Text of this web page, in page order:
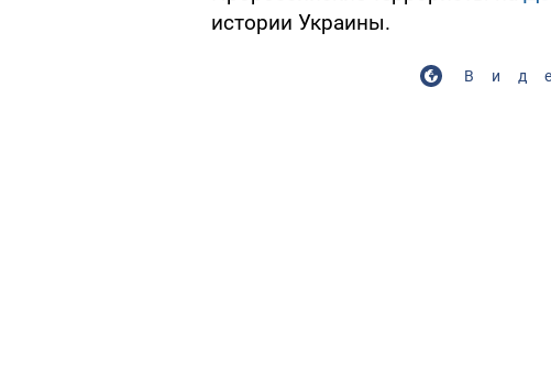
истории Украины.